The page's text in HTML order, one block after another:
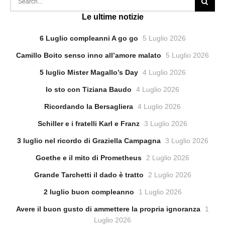
Le ultime notizie
6 Luglio compleanni A go go 5 Luglio 2026
Camillo Boito senso inno all’amore malato 5 Luglio 2026
5 luglio Mister Magallo’s Day 4 Luglio 2026
Io sto con Tiziana Baudo 4 Luglio 2026
Ricordando la Bersagliera 4 Luglio 2026
Schiller e i fratelli Karl e Franz 3 Luglio 2026
3 luglio nel ricordo di Graziella Campagna 3 Luglio 2026
Goethe e il mito di Prometheus 2 Luglio 2026
Grande Tarchetti il dado è tratto 2 Luglio 2026
2 luglio buon compleanno 1 Luglio 2026
Avere il buon gusto di ammettere la propria ignoranza
1
Luglio 2026